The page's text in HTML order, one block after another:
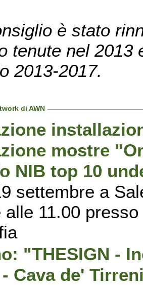
è stato
tenute nel 2013
2013-2017.
di AWN
mostre
NIB top 10
settembre a
alle 11.00
"THESIGN -
Cava de'